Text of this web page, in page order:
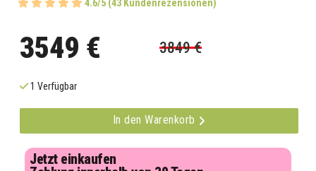
4.6/5 (43 Kundenrezensionen)
3549 € 3849 €
1 Verfügbar
In den Warenkorb
Jetzt einkaufen